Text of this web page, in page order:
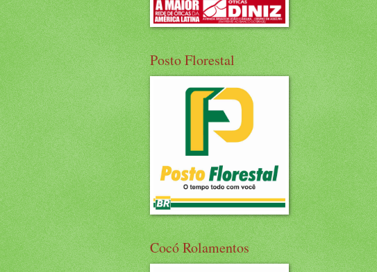
Posto Florestal
Cocó Rolamentos